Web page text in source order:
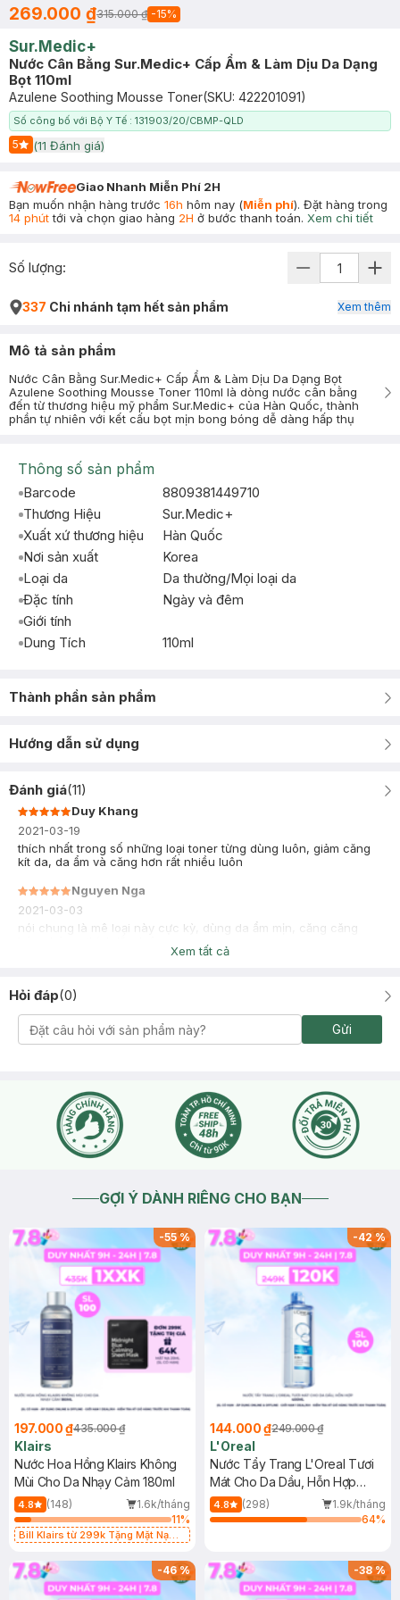
269.000 ₫315.000 ₫ -15%
Sur.Medic+
Nước Cân Bằng Sur.Medic+ Cấp Ẩm & Làm Dịu Da Dạng
Bọt 110ml
Azulene Soothing Mousse Toner(SKU: 422201091)
Số công bố với Bộ Y Tế : 131903/20/CBMP-QLD
5
Start Icon
(11 Đánh giá)
Giao Nhanh Miễn Phí 2H
Bạn muốn nhận hàng trước 16h hôm nay (Miễn phí). Đặt hàng trong
14 phúttới và chọn giao hàng 2H ở bước thanh toán. Xem chi tiết
Số lượng:
337 Chi nhánh tạm hết sản phẩm Xem thêm
Mô tả sản phẩm
Nước Cân Bằng Sur.Medic+ Cấp Ẩm & Làm Dịu Da Dạng Bọt
Azulene Soothing Mousse Toner 110ml là dòng nước cân bằng
đến từ thương hiệu mỹ phẩm Sur.Medic+ của Hàn Quốc, thành
phần tự nhiên với kết cấu bọt mịn bong bóng dễ dàng hấp thụ
Thông số sản phẩm
Barcode
8809381449710
Thương Hiệu
Sur.Medic+
Xuất xứ thương hiệu
Hàn Quốc
Nơi sản xuất
Korea
Loại da
Da thường/Mọi loại da
Đặc tính
Ngày và đêm
Giới tính
Dung Tích
110ml
Thành phần sản phẩm
Hướng dẫn sử dụng
Đánh giá(11)
Duy Khang
2021-03-19
thích nhất trong số những loại toner từng dùng luôn, giảm căng
kít da, da ẩm và căng hơn rất nhiều luôn
Nguyen Nga
2021-03-03
nói chung là mê loại này cực kỳ, dùng da ẩm mịn, căng căng
Xem tất cả
Hỏi đáp(0)
Gửi
GỢI Ý DÀNH RIÊNG CHO BẠN
-55%
197.000 ₫435.000 ₫
Klairs
Nước Hoa Hồng Klairs Không
Mùi Cho Da Nhạy Cảm 180ml
4.8 (148)
1.6k/tháng
11%
Bill Klairs từ 299k Tặng Mặt Nạ
25ml (SL Có Hạn)
-42%
144.000 ₫249.000 ₫
L'Oreal
Nước Tẩy Trang L'Oreal Tươi
Mát Cho Da Dầu, Hỗn Hợp
400ml
4.8 (298)
1.9k/tháng
64%
-46% -38%